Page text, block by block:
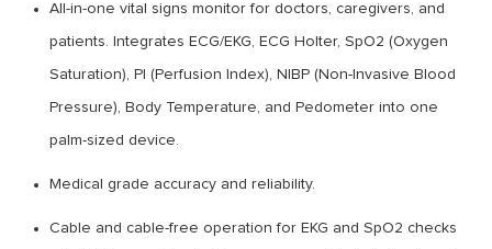
All-in-one vital signs monitor for doctors, caregivers, and
patients. Integrates ECG/EKG, ECG Holter, SpO2 (Oxygen
Saturation), PI (Perfusion Index), NIBP (Non-Invasive Blood
Pressure), Body Temperature, and Pedometer into one
palm-sized device.
Medical grade accuracy and reliability.
Cable and cable-free operation for EKG and SpO2 checks